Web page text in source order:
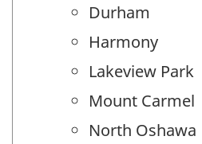
Durham
Harmony
Lakeview Park
Mount Carmel
North Oshawa